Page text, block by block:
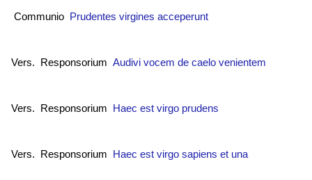
Communio Prudentes virgines acceperunt
Vers. Responsorium Audivi vocem de caelo venientem
Vers. Responsorium Haec est virgo prudens
Vers. Responsorium Haec est virgo sapiens et una